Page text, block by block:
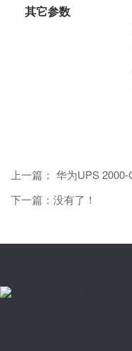
其它参数
上一篇： 华为UPS
下一篇：没有了！